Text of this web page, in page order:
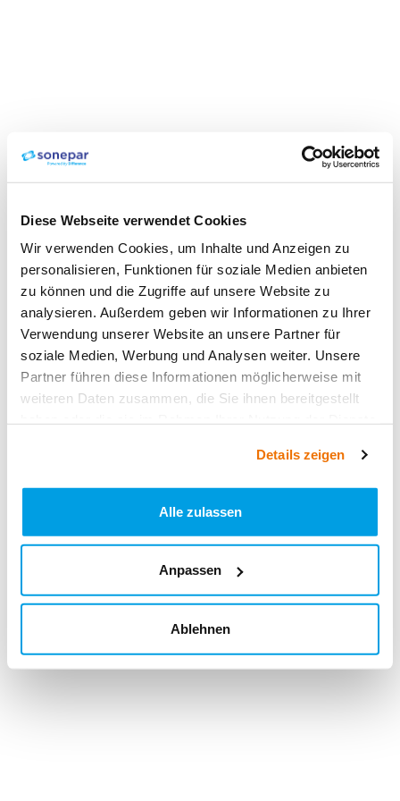
Diese Webseite verwendet Cookies
Wir verwenden Cookies, um Inhalte und Anzeigen zu
personalisieren, Funktionen für soziale Medien anbieten
zu können und die Zugriffe auf unsere Website zu
analysieren. Außerdem geben wir Informationen zu Ihrer
Verwendung unserer Website an unsere Partner für
soziale Medien, Werbung und Analysen weiter. Unsere
Partner führen diese Informationen möglicherweise mit
weiteren Daten zusammen, die Sie ihnen bereitgestellt
Details zeigen
Alle zulassen
Anpassen
Ablehnen